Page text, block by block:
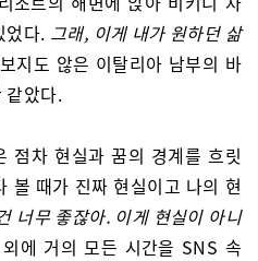
었다. 그래, 이게 내가 원하던 삶
지도 않은 이탈리아 남부의 바
같았다.
점차 현실과 꿈의 경계를 흐릿
볼 때가 진짜 현실이고 나의 현
너무 좋잖아. 이게 현실이 아니
에 거의 모든 시간을 SNS 속